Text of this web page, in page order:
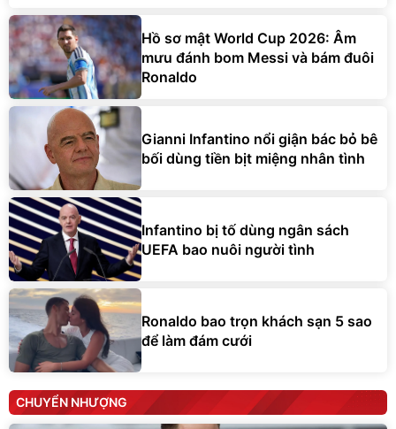
Hồ sơ mật World Cup 2026: Âm
mưu đánh bom Messi và bám đuôi
Ronaldo
Gianni Infantino nổi giận bác bỏ bê
bối dùng tiền bịt miệng nhân tình
Infantino bị tố dùng ngân sách
UEFA bao nuôi người tình
Ronaldo bao trọn khách sạn 5 sao
để làm đám cưới
CHUYỂN NHƯỢNG